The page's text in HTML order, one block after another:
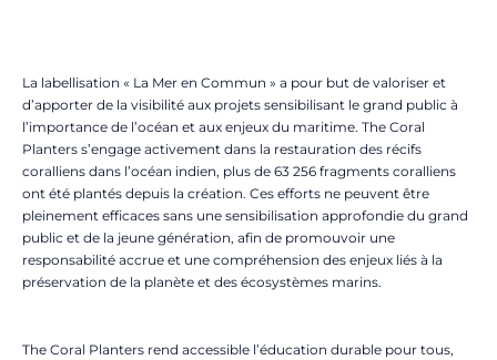
La labellisation « La Mer en Commun » a pour but de valoriser et
d’apporter de la visibilité aux projets sensibilisant le grand public à
l’importance de l’océan et aux enjeux du maritime. The Coral
Planters s’engage activement dans la restauration des récifs
coralliens dans l’océan indien, plus de 63 256 fragments coralliens
ont été plantés depuis la création. Ces efforts ne peuvent être
pleinement efficaces sans une sensibilisation approfondie du grand
public et de la jeune génération, afin de promouvoir une
responsabilité accrue et une compréhension des enjeux liés à la
préservation de la planète et des écosystèmes marins.
The Coral Planters rend accessible l’éducation durable pour tous,